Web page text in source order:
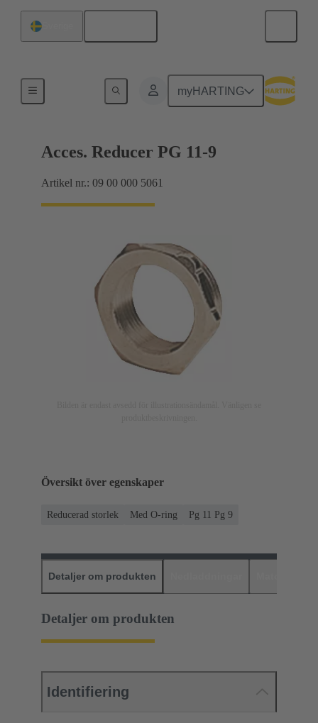
myHARTING
Kabelförskruvningar
Acces. Reducer PG 11-9
Artikel nr.: 09 00 000 5061
Översikt över egenskaper
Reducerad storlek Med O-ring Pg 11 Pg 9
Detaljer om produkten
Detaljer om produkten
Identifiering